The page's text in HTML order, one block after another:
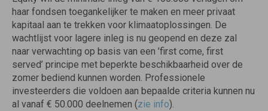
haar fondsen toegankelijker te maken en meer privaat
kapitaal aan te trekken voor klimaatoplossingen. De
wachtlijst voor lagere inleg is nu geopend en deze zal
naar verwachting op basis van een ’first come, first
served’ principe met beperkte beschikbaarheid over de
zomer bediend kunnen worden. Professionele
investeerders die voldoen aan bepaalde criteria kunnen nu
al vanaf € 50.000 deelnemen (zie info).